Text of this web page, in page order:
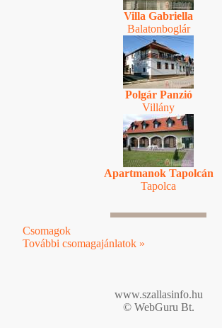
Villa Gabriella
Balatonboglár
Polgár Panzió
Villány
Apartmanok Tapolcán
Tapolca
Csomagok
További csomagajánlatok »
www.szallasinfo.hu
© WebGuru Bt.